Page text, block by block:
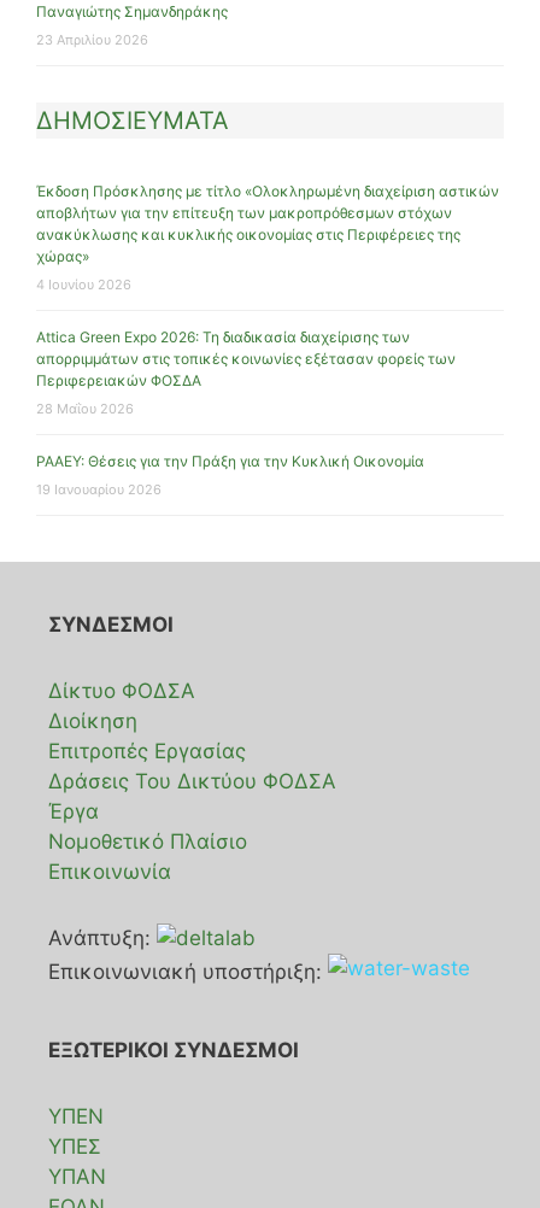
Παναγιώτης Σημανδηράκης
23 Απριλίου 2026
ΔΗΜΟΣΙΕΥΜΑΤΑ
Έκδοση Πρόσκλησης με τίτλο «Ολοκληρωμένη διαχείριση αστικών
αποβλήτων για την επίτευξη των μακροπρόθεσμων στόχων
ανακύκλωσης και κυκλικής οικονομίας στις Περιφέρειες της
χώρας»
4 Ιουνίου 2026
Attica Green Expo 2026: Τη διαδικασία διαχείρισης των
απορριμμάτων στις τοπικές κοινωνίες εξέτασαν φορείς των
Περιφερειακών ΦΟΣΔΑ
28 Μαΐου 2026
ΡΑΑΕΥ: Θέσεις για την Πράξη για την Κυκλική Οικονομία
19 Ιανουαρίου 2026
ΣΥΝΔΕΣΜΟΙ
Δίκτυο ΦΟΔΣΑ
Διοίκηση
Επιτροπές Εργασίας
Δράσεις Του Δικτύου ΦΟΔΣΑ
Έργα
Νομοθετικό Πλαίσιο
Επικοινωνία
Ανάπτυξη:
Επικοινωνιακή υποστήριξη:
ΕΞΩΤΕΡΙΚΟΙ ΣΥΝΔΕΣΜΟΙ
ΥΠΕΝ
ΥΠΕΣ
ΥΠΑΝ